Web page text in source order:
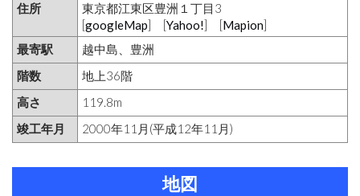
住所
東京都江東区豊洲１丁目3
[googleMap] [Yahoo!] [Mapion]
最寄駅
越中島、豊洲
階数
地上36階
高さ
119.8m
竣工年月
2000年11月(平成12年11月)
地図